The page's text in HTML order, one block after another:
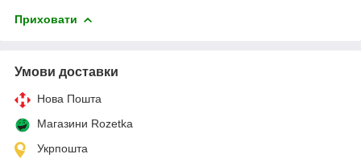
Приховати
Умови доставки
Нова Пошта
Магазини Rozetka
Укрпошта